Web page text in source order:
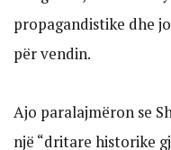
propagandistike dhe
për vendin.
Ajo paralajmëron se
një “dritare historike